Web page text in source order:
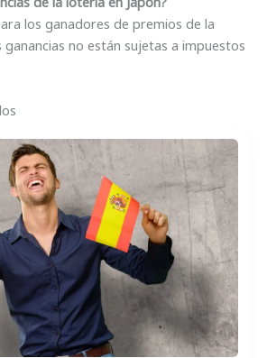
los ganadores de premios de la
no están sujetas a impuestos